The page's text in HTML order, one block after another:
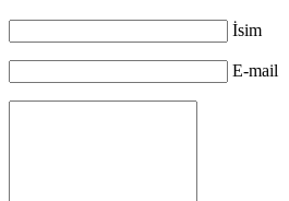
İsim
E-mail